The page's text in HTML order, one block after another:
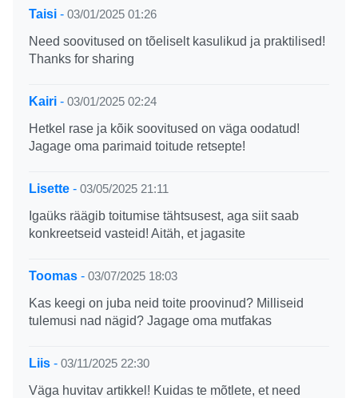
Taisi - 03/01/2025 01:26
Need soovitused on tõeliselt kasulikud ja praktilised!
Thanks for sharing
Kairi - 03/01/2025 02:24
Hetkel rase ja kõik soovitused on väga oodatud!
Jagage oma parimaid toitude retsepte!
Lisette - 03/05/2025 21:11
Igaüks räägib toitumise tähtsusest, aga siit saab
konkreetseid vasteid! Aitäh, et jagasite
Toomas - 03/07/2025 18:03
Kas keegi on juba neid toite proovinud? Milliseid
tulemusi nad nägid? Jagage oma mutfakas
Liis - 03/11/2025 22:30
Väga huvitav artikkel! Kuidas te mõtlete, et need